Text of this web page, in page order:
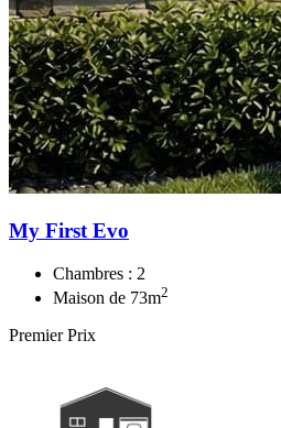
My First Evo
Chambres : 2
Maison de 73m2
Premier Prix